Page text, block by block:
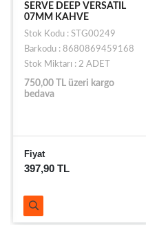
SERVE DEEP VERSATIL
07MM KAHVE
Stok Kodu : STG00249
Barkodu : 8680869459168
Stok Miktarı : 2 ADET
750,00 TL üzeri kargo
bedava
Fiyat
397,90 TL